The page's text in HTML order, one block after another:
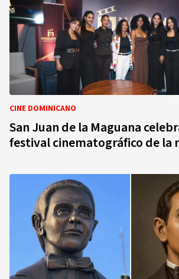
CINE DOMINICANO
San Juan de la Maguana
festival cinematográfico de la